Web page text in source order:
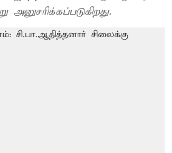
நினைவு தினம் இன்று அனுசரிக்கப்படுகிறது.